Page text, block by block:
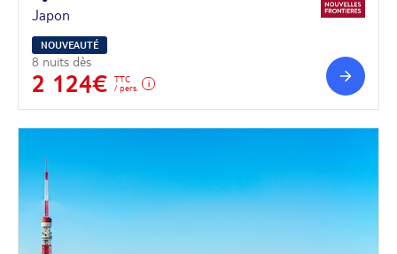
Japon
NOUVEAUTÉ
8 nuits dès
2 124€
TTC
/ pers.